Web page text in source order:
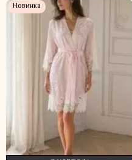
Новинка